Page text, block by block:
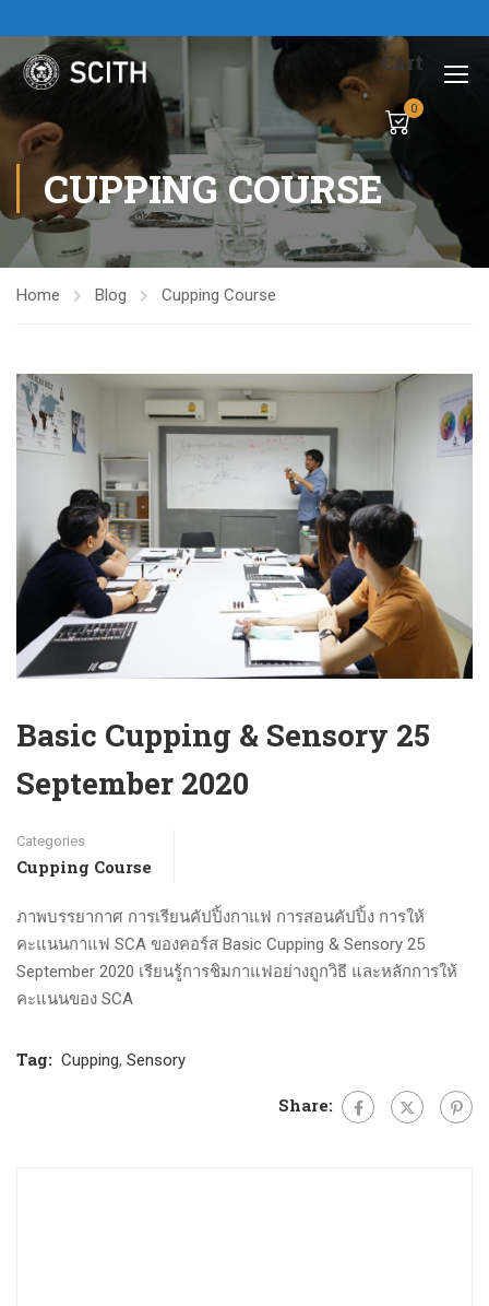
Cart
0
CUPPING COURSE
Home Blog Cupping Course
Basic Cupping & Sensory 25
September 2020
Categories
Cupping Course
ภาพบรรยากาศ การเรียนคัปปิ้งกาแฟ การสอนคัปปิ้ง การให้
คะแนนกาแฟ SCA ของคอร์ส Basic Cupping & Sensory 25
September 2020 เรียนรู้การชิมกาแฟอย่างถูกวิธี และหลักการให้
คะแนนของ SCA
Tag: Cupping, Sensory
Share: